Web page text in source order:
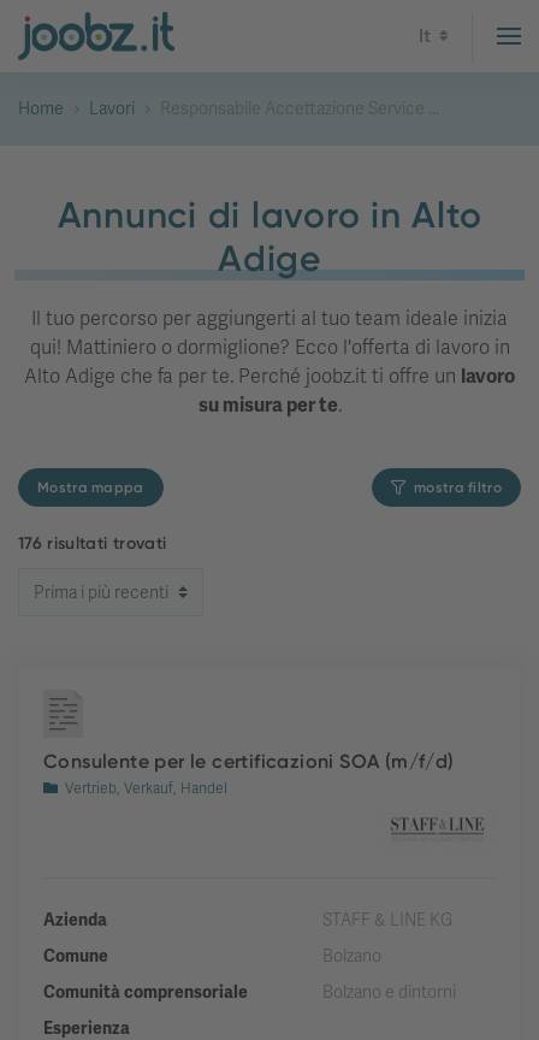
It
Home Lavori Responsabile Accettazione Service ...
Annunci di lavoro in Alto
Adige
Il tuo percorso per aggiungerti al tuo team ideale inizia
qui! Mattiniero o dormiglione? Ecco l'offerta di lavoro in
Alto Adige che fa per te. Perché joobz.it ti offre un lavoro
su misura per te.
Mostra mappa mostra filtro
176 risultati trovati
Consulente per le certificazioni SOA (m/f/d)
Vertrieb, Verkauf, Handel
Azienda
STAFF & LINE KG
Comune
Bolzano
Comunità comprensoriale
Bolzano e dintorni
Esperienza